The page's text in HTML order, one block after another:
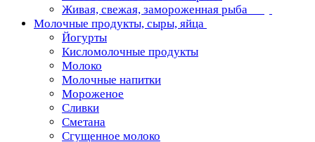
Живая, свежая, замороженная рыба
Молочные продукты, сыры, яйца
Йогурты
Кисломолочные продукты
Молоко
Молочные напитки
Мороженое
Сливки
Сметана
Сгущенное молоко